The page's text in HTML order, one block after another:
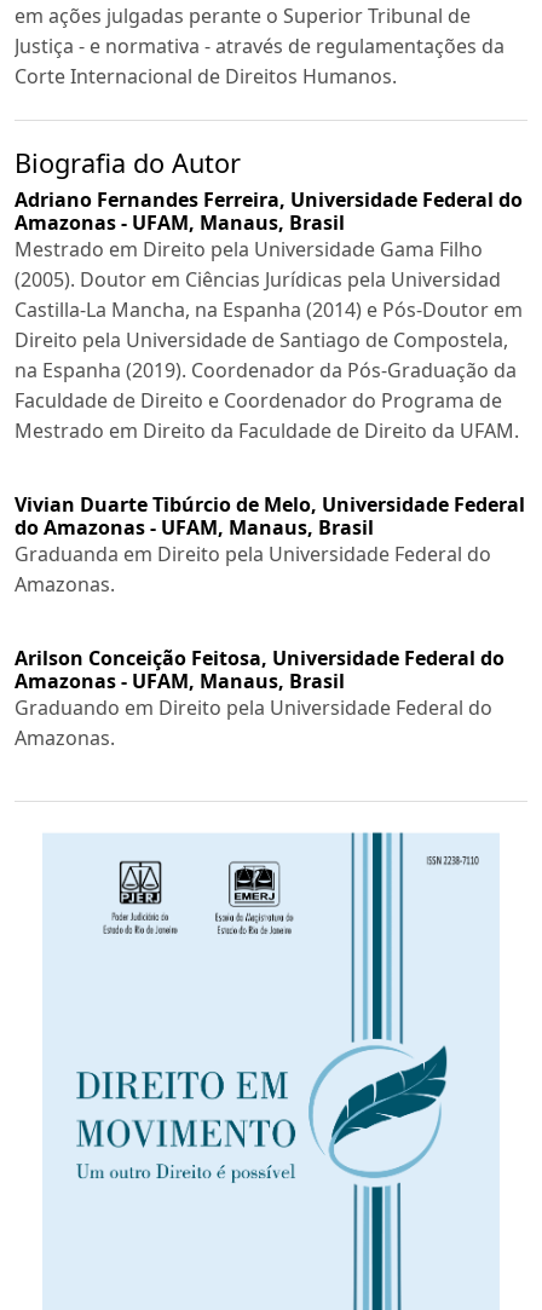
em ações julgadas perante o Superior Tribunal de
Justiça - e normativa - através de regulamentações da
Corte Internacional de Direitos Humanos.
Biografia do Autor
Adriano Fernandes Ferreira, Universidade Federal do
Amazonas - UFAM, Manaus, Brasil
Mestrado em Direito pela Universidade Gama Filho
(2005). Doutor em Ciências Jurídicas pela Universidad
Castilla-La Mancha, na Espanha (2014) e Pós-Doutor em
Direito pela Universidade de Santiago de Compostela,
na Espanha (2019). Coordenador da Pós-Graduação da
Faculdade de Direito e Coordenador do Programa de
Mestrado em Direito da Faculdade de Direito da UFAM.
Vivian Duarte Tibúrcio de Melo, Universidade Federal
do Amazonas - UFAM, Manaus, Brasil
Graduanda em Direito pela Universidade Federal do
Amazonas.
Arilson Conceição Feitosa, Universidade Federal do
Amazonas - UFAM, Manaus, Brasil
Graduando em Direito pela Universidade Federal do
Amazonas.